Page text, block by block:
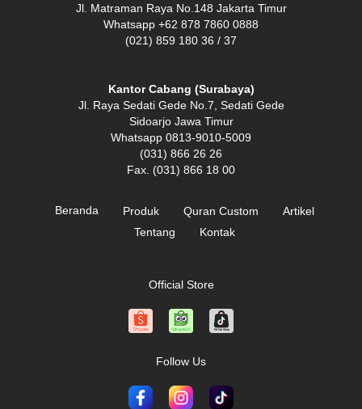
Jl. Matraman Raya No.148 Jakarta Timur
Whatsapp +62 878 7860 0888
(021) 859 180 36 / 37
Kantor Cabang (Surabaya)
Jl. Raya Sedati Gede No.7, Sedati Gede
Sidoarjo Jawa Timur
Whatsapp 0813-9010-5009
(031) 866 26 26
Fax. (031) 866 18 00
Beranda Produk Quran Custom
Artikel
Tentang
Kontak
Official Store
Follow Us